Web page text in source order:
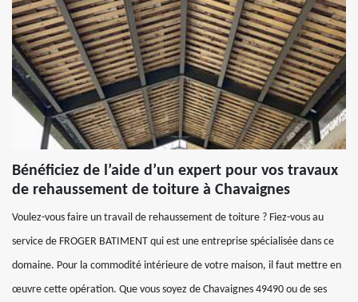
Bénéficiez de l’aide d’un expert pour vos travaux
de rehaussement de toiture à Chavaignes
Voulez-vous faire un travail de rehaussement de toiture ? Fiez-vous au
service de FROGER BATIMENT qui est une entreprise spécialisée dans ce
domaine. Pour la commodité intérieure de votre maison, il faut mettre en
œuvre cette opération. Que vous soyez de Chavaignes 49490 ou de ses